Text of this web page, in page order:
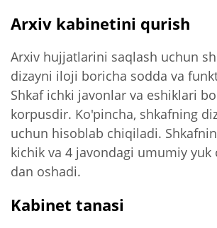
Arxiv kabinetini qurish
Arxiv hujjatlarini saqlash uchun
dizayni iloji boricha sodda va
Shkaf ichki javonlar va eshiklari
korpusdir. Ko'pincha, shkafning
uchun hisoblab chiqiladi.
kichik va 4 javondagi umumiy yuk
dan oshadi.
Kabinet tanasi